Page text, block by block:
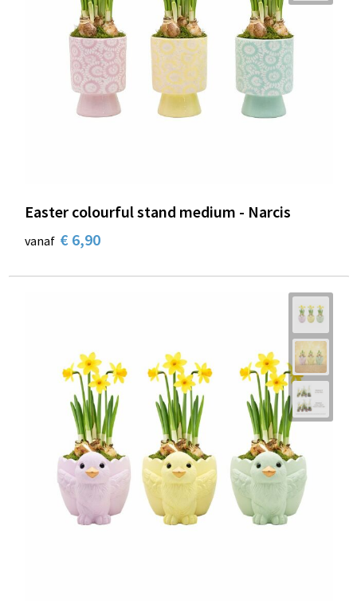
Easter colourful stand medium - Narcis
vanaf € 6,90